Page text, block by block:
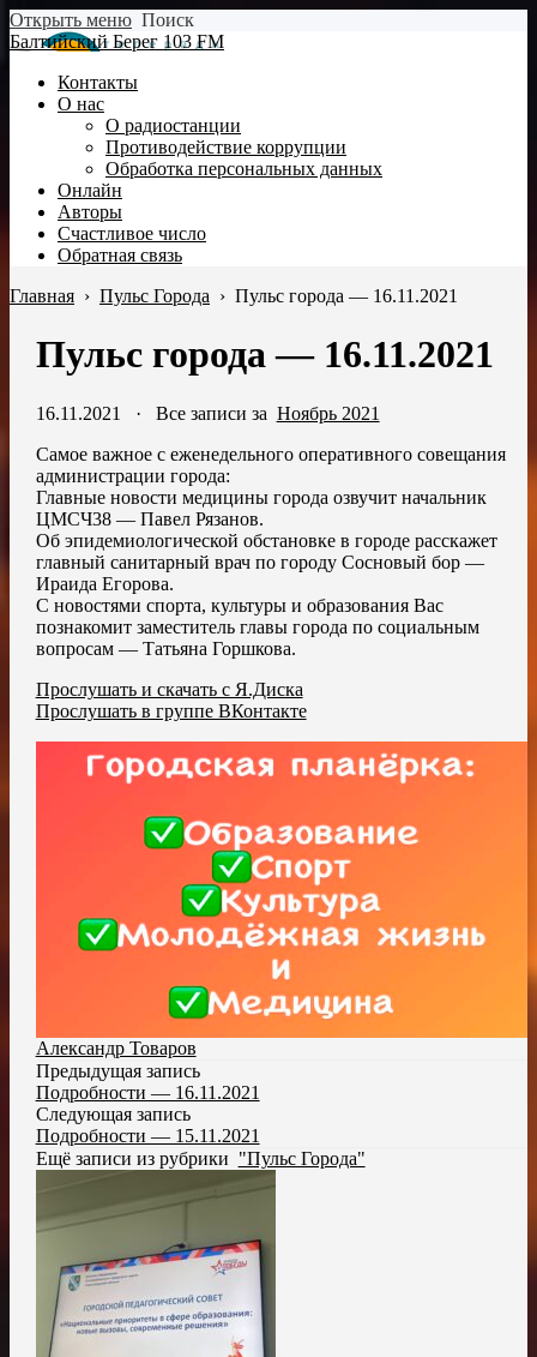
Открыть меню Поиск
Балтийский Берег 103 FM
Контакты
О нас
О радиостанции
Противодействие коррупции
Обработка персональных данных
Онлайн
Авторы
Счастливое число
Обратная связь
Главная › Пульс Города › Пульс города — 16.11.2021
Пульс города — 16.11.2021
16.11.2021 · Все записи за Ноябрь 2021
Самое важное с еженедельного оперативного совещания
администрации города:
Главные новости медицины города озвучит начальник
ЦМСЧ38 — Павел Рязанов.
Об эпидемиологической обстановке в городе расскажет
главный санитарный врач по городу Сосновый бор —
Ираида Егорова.
С новостями спорта, культуры и образования Вас
познакомит заместитель главы города по социальным
вопросам — Татьяна Горшкова.
Прослушать и скачать с Я.Диска
Прослушать в группе ВКонтакте
Александр Товаров
Предыдущая запись
Подробности — 16.11.2021
Следующая запись
Подробности — 15.11.2021
Ещё записи из рубрики "Пульс Города"